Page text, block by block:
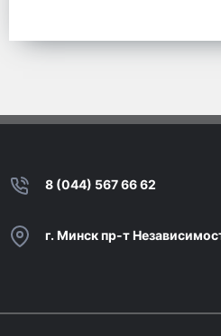
8 (044) 567 66 62
г. Минск пр-т